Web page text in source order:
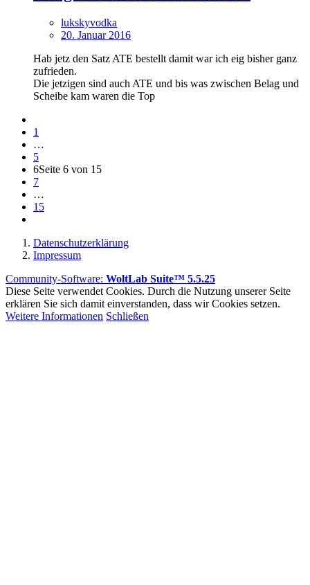
lukskyvodka
20. Januar 2016
Hab jetz den Satz ATE bestellt damit war ich eig bisher ganz
zufrieden.
Die jetzigen sind auch ATE und bis was zwischen Belag und
Scheibe kam waren die Top
1
…
5
6Seite 6 von 15
7
…
15
Datenschutzerklärung
Impressum
Community-Software: WoltLab Suite™ 5.5.25
Diese Seite verwendet Cookies. Durch die Nutzung unserer Seite
erklären Sie sich damit einverstanden, dass wir Cookies setzen.
Weitere Informationen Schließen